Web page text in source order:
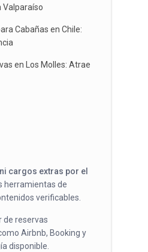
Valparaíso
Cabañas en Chile:
en Los Molles: Atrae
cargos extras por el
herramientas de
verificables.
de reservas
Airbnb, Booking y
disponible.